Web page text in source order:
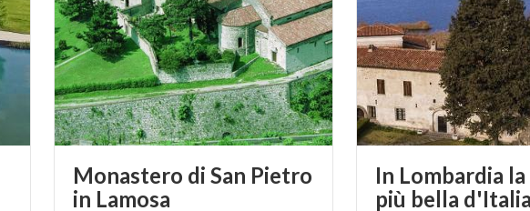
Monastero di San Pietro
in Lamosa
In Lombardia
più bella d'Italia